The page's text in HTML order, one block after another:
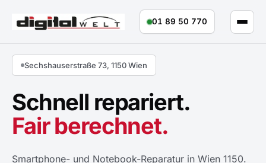
01 89 50 770
Sechshauserstraße 73, 1150 Wien
Schnell repariert.
Fair berechnet.
Smartphone- und Notebook-Reparatur in Wien 1150.